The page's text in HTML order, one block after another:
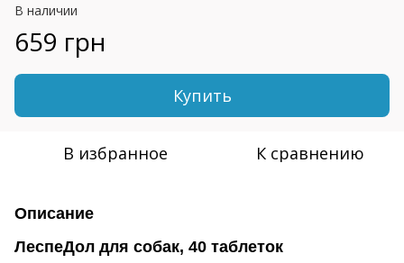
В наличии
659 грн
Купить
В избранное К сравнению
Описание
ЛеспеДол для собак, 40 таблеток